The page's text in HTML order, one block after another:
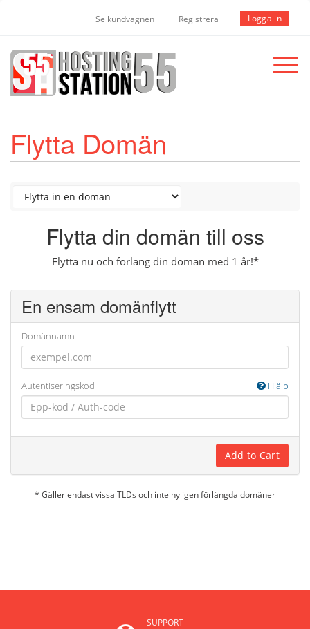
Se kundvagnen Registrera Logga in
Toggle
Flytta Domän
Flytta din domän till oss
Flytta nu och förläng din domän med 1 år!*
En ensam domänflytt
Domännamn
Autentiseringskod Hjälp
Add to Cart
* Gäller endast vissa TLDs och inte nyligen förlängda domäner
SUPPORT